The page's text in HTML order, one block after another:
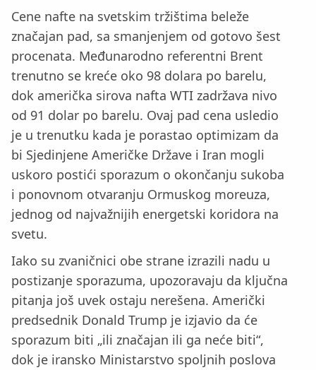
Cene nafte na svetskim tržištima beleže
značajan pad, sa smanjenjem od gotovo šest
procenata. Međunarodno referentni Brent
trenutno se kreće oko 98 dolara po barelu,
dok američka sirova nafta WTI zadržava nivo
od 91 dolar po barelu. Ovaj pad cena usledio
je u trenutku kada je porastao optimizam da
bi Sjedinjene Američke Države i Iran mogli
uskoro postići sporazum o okončanju sukoba
i ponovnom otvaranju Ormuskog moreuza,
jednog od najvažnijih energetski koridora na
svetu.
Iako su zvaničnici obe strane izrazili nadu u
postizanje sporazuma, upozoravaju da ključna
pitanja još uvek ostaju nerešena. Američki
predsednik Donald Trump je izjavio da će
sporazum biti „ili značajan ili ga neće biti“,
dok je iransko Ministarstvo spoljnih poslova